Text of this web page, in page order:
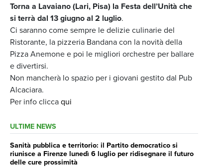
Torna a Lavaiano (Lari, Pisa) la Festa dell’Unità che
si terrà dal 13 giugno al 2 luglio.
Ci saranno come sempre le delizie culinarie del
Ristorante, la pizzeria Bandana con la novità della
Pizza Anemone e poi le migliori orchestre per ballare
e divertirsi.
Non mancherà lo spazio per i giovani gestito dal Pub
Alcaciara.
Per info cliccaqui
ULTIME NEWS
Sanità pubblica e territorio: il Partito democratico si
riunisce a Firenze lunedì 6 luglio per ridisegnare il futuro
delle cure prossimità